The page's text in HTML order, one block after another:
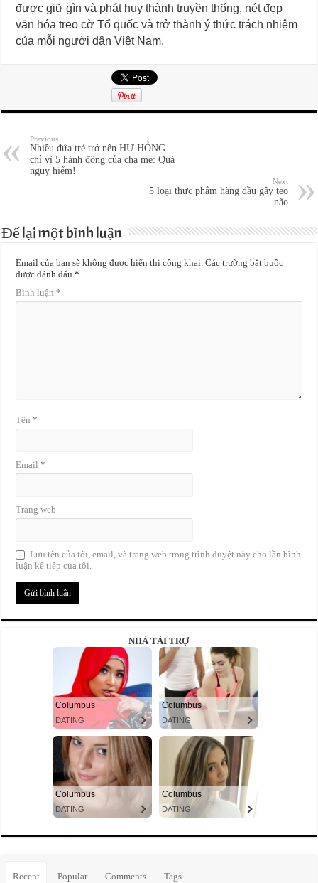
được giữ gìn và phát huy thành truyền thống, nét đẹp
văn hóa treo cờ Tổ quốc và trở thành ý thức trách nhiệm
của mỗi người dân Việt Nam.
Previous
Nhiều đứa trẻ trở nên HƯ HỎNG
chỉ vì 5 hành động của cha mẹ: Quá
nguy hiểm!
Next
5 loại thực phẩm hàng đầu gây teo
não
Để lại một bình luận
Email của bạn sẽ không được hiển thị công khai. Các trường bắt buộc
được đánh dấu*
Bình luận*
Tên*
Email*
Trang web
Lưu tên của tôi, email, và trang web trong trình duyệt này cho lần bình
luận kế tiếp của tôi.
NHÀ TÀI TRỢ
Recent Popular Comments Tags